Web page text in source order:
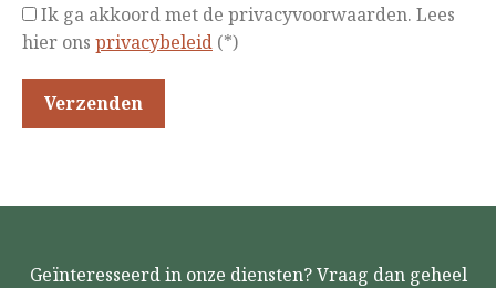
Ik ga akkoord met de privacyvoorwaarden. Lees
hier ons privacybeleid (*)
Geïnteresseerd in onze diensten? Vraag dan geheel